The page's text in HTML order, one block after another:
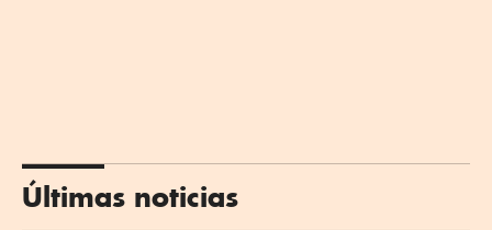
Últimas noticias